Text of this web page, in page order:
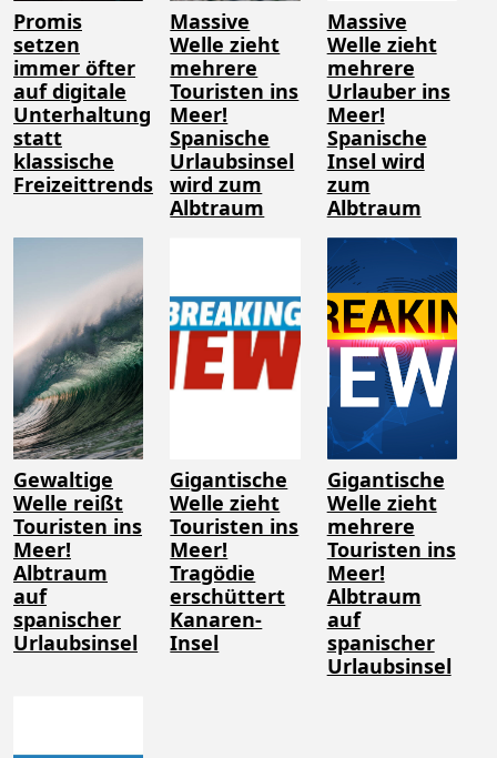
Promis
setzen
immer öfter
auf digitale
Unterhaltung
statt
klassische
Freizeittrends
Massive
Welle zieht
mehrere
Touristen ins
Meer!
Spanische
Urlaubsinsel
wird zum
Albtraum
Massive
Welle zieht
mehrere
Urlauber ins
Meer!
Spanische
Insel wird
zum
Albtraum
Gewaltige
Welle reißt
Touristen ins
Meer!
Albtraum
auf
spanischer
Urlaubsinsel
Gigantische
Welle zieht
Touristen ins
Meer!
Tragödie
erschüttert
Kanaren-
Insel
Gigantische
Welle zieht
mehrere
Touristen ins
Meer!
Albtraum
auf
spanischer
Urlaubsinsel